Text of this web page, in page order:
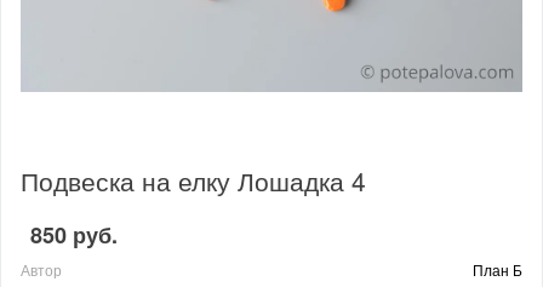
Подвеска на елку Лошадка 4
850 руб.
Автор План Б